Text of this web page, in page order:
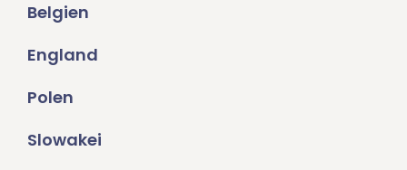
Belgien
England
Polen
Slowakei